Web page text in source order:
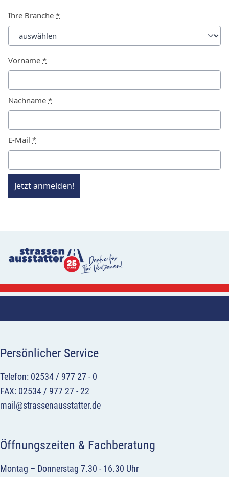
Ihre Branche *
Vorname *
Nachname *
E-Mail *
Jetzt anmelden!
Persönlicher Service
Telefon: 02534 / 977 27 - 0
FAX: 02534 / 977 27 - 22
mail@strassenausstatter.de
Öffnungszeiten & Fachberatung
Montag – Donnerstag 7.30 - 16.30 Uhr